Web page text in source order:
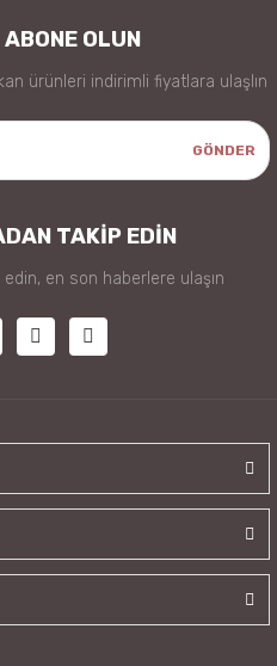
OLUN
ürünleri indirimli fiyatlara ulaşlın
GÖNDER
TAKİP EDİN
en son haberlere ulaşın